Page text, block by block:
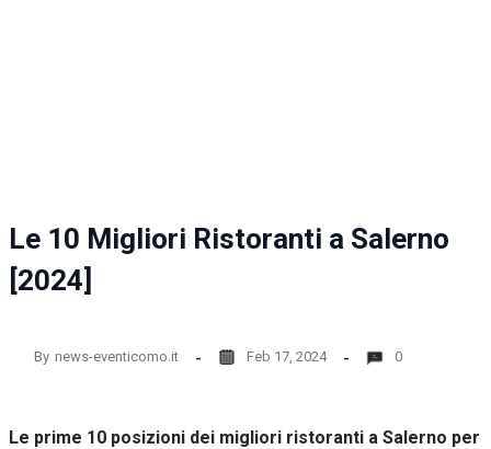
Le 10 Migliori Ristoranti a Salerno
[2024]
By news-eventicomo.it Feb 17, 2024 0
Le prime 10 posizioni dei migliori ristoranti a Salerno per